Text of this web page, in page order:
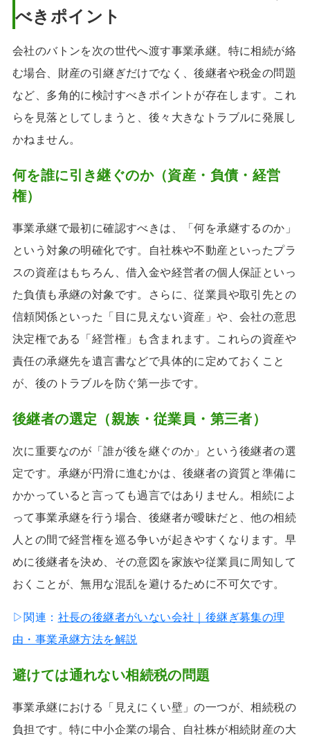
べきポイント
会社のバトンを次の世代へ渡す事業承継。特に相続が絡
む場合、財産の引継ぎだけでなく、後継者や税金の問題
など、多角的に検討すべきポイントが存在します。これ
らを見落としてしまうと、後々大きなトラブルに発展し
かねません。
何を誰に引き継ぐのか（資産・負債・経営
権）
事業承継で最初に確認すべきは、「何を承継するのか」
という対象の明確化です。自社株や不動産といったプラ
スの資産はもちろん、借入金や経営者の個人保証といっ
た負債も承継の対象です。さらに、従業員や取引先との
信頼関係といった「目に見えない資産」や、会社の意思
決定権である「経営権」も含まれます。これらの資産や
責任の承継先を遺言書などで具体的に定めておくこと
が、後のトラブルを防ぐ第一歩です。
後継者の選定（親族・従業員・第三者）
次に重要なのが「誰が後を継ぐのか」という後継者の選
定です。承継が円滑に進むかは、後継者の資質と準備に
かかっていると言っても過言ではありません。相続によ
って事業承継を行う場合、後継者が曖昧だと、他の相続
人との間で経営権を巡る争いが起きやすくなります。早
めに後継者を決め、その意図を家族や従業員に周知して
おくことが、無用な混乱を避けるために不可欠です。
▷関連： 社長の後継者がいない会社｜後継ぎ募集の理
由・事業承継方法を解説
避けては通れない相続税の問題
事業承継における「見えにくい壁」の一つが、相続税の
負担です。特に中小企業の場合、自社株が相続財産の大